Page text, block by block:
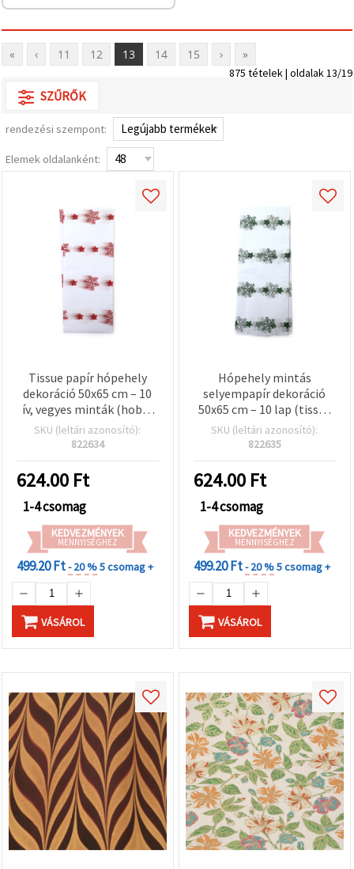
« ‹ 11 12 13 14 15 › »
875 tételek | oldalak 13/19
SZŰRŐK
rendezési szempont:
Elemek oldalanként:
Tissue papír hópehely
dekoráció 50x65 cm – 10
ív, vegyes minták (hobbi
kreatív)
SKU (leltári azonosító):
822634
624.00 Ft
1-4 csomag
KEDVEZMÉNYEK
MENNYISÉGHEZ
499.20 Ft- 20 %5 csomag +
VÁSÁROL
Hópehely mintás
selyempapír dekoráció
50x65 cm – 10 lap (tissue
paper)
SKU (leltári azonosító):
822635
624.00 Ft
1-4 csomag
KEDVEZMÉNYEK
MENNYISÉGHEZ
499.20 Ft- 20 %5 csomag +
VÁSÁROL